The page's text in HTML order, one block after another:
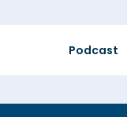
Podcast